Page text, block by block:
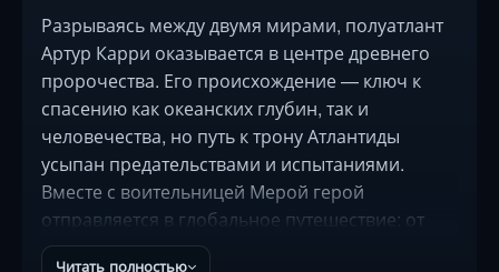
Разрываясь между двумя мирами, полуатлант
Артур Карри оказывается в центре древнего
пророчества. Его происхождение — ключ к
спасению как океанских глубин, так и
человечества, но путь к трону Атлантиды
усыпан предательствами и испытаниями.
Вместе с воительницей Мерой герой
отправляется в глобальное путешествие: от
пустынь до итальянских крыш, от подводных
Читать полностью